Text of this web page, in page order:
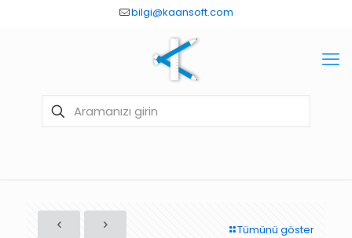
bilgi@kaansoft.com
Tümünü göster